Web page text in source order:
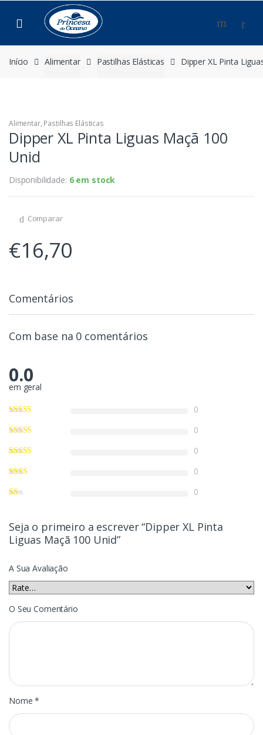
conteúdo
Início
Alimentar Pastilhas Elásticas Dipper XL Pinta
Alimentar, Pastilhas Elásticas
Dipper XL Pinta Liguas Maçã 100
Unid
Disponibilidade: 6 em stock
Comparar
€16,70
Comentários
Com base na 0 comentários
0.0
em geral
0
0
0
0
0
Seja o primeiro a escrever “Dipper XL Pinta
Liguas Maçã 100 Unid”
A Sua Avaliação
O Seu Comentário
Nome*